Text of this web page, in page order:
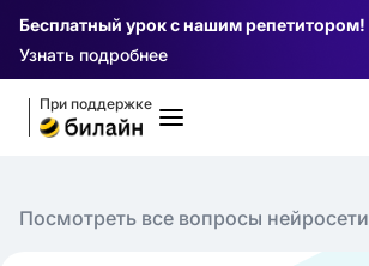
Бесплатный урок с нашим репетитором!
Узнать подробнее
При поддержке
Посмотреть все вопросы нейросети